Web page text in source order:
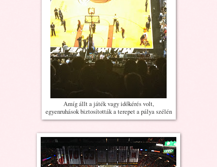
Amíg állt a játék vagy időkérés volt,
egyenruhások biztosították a terepet a pálya szélén